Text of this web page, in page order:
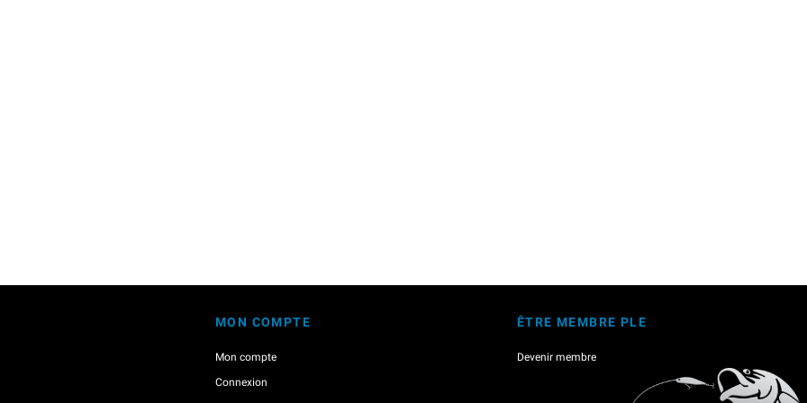
MON COMPTE
Mon compte
Connexion
ÊTRE MEMBRE PLE
Devenir membre